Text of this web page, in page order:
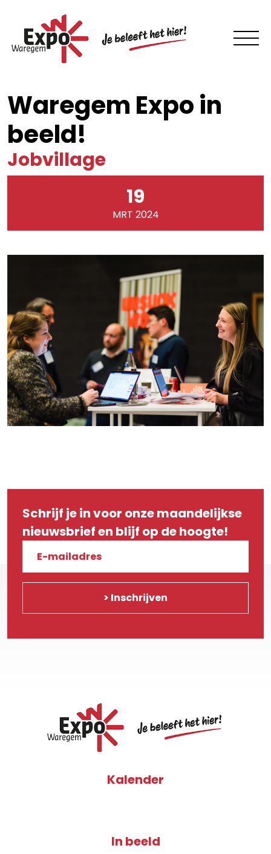
Waregem Expo in
beeld!
Jobvillage
19
MRT 2024
Schrijf je in voor onze maandelijkse
nieuwsbrief en blijf op de hoogte!
Kalender
In beeld